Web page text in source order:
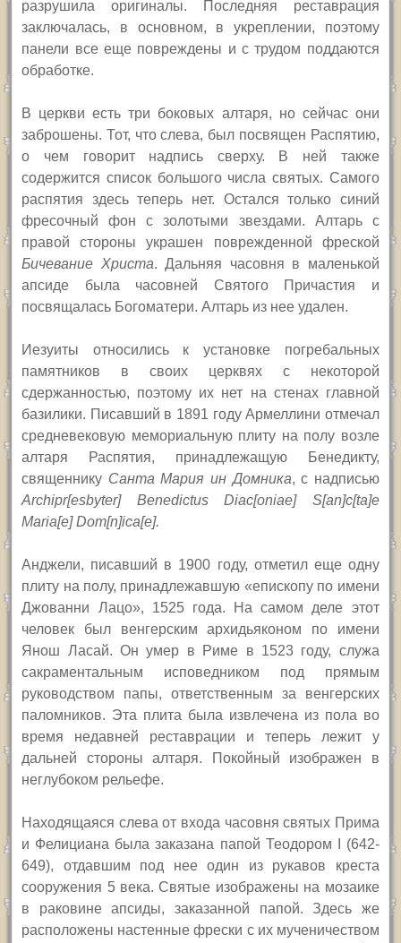
разрушила оригиналы. Последняя реставрация
заключалась, в основном, в укреплении, поэтому
панели все еще повреждены и с трудом поддаются
обработке.
В церкви есть три боковых алтаря, но сейчас они
заброшены. Тот, что слева, был посвящен Распятию,
о чем говорит надпись сверху. В ней также
содержится список большого числа святых. Самого
распятия здесь теперь нет. Остался только синий
фресочный фон с золотыми звездами. Алтарь с
правой стороны украшен поврежденной фреской
Бичевание Христа. Дальняя часовня в маленькой
апсиде была часовней Святого Причастия и
посвящалась Богоматери. Алтарь из нее удален.
Иезуиты относились к установке погребальных
памятников в своих церквях с некоторой
сдержанностью, поэтому их нет на стенах главной
базилики. Писавший в 1891 году Армеллини отмечал
средневековую мемориальную плиту на полу возле
алтаря Распятия, принадлежащую Бенедикту,
священнику Санта Мария ин Домника, с надписью
Archipr[esbyter] Benedictus Diac[oniae] S[an]c[ta]e
Maria[e] Dom[n]ica[e].
Анджели, писавший в 1900 году, отметил еще одну
плиту на полу, принадлежавшую «епископу по имени
Джованни Лацо», 1525 года. На самом деле этот
человек был венгерским архидьяконом по имени
Янош Ласай. Он умер в Риме в 1523 году, служа
сакраментальным исповедником под прямым
руководством папы, ответственным за венгерских
паломников. Эта плита была извлечена из пола во
время недавней реставрации и теперь лежит у
дальней стороны алтаря. Покойный изображен в
неглубоком рельефе.
Находящаяся слева от входа часовня святых Прима
и Фелициана была заказана папой Теодором
(642-
649), отдавшим под нее один из рукавов креста
сооружения 5 века. Святые изображены на мозаике
в раковине апсиды, заказанной папой. Здесь же
расположены настенные фрески с их мученичеством